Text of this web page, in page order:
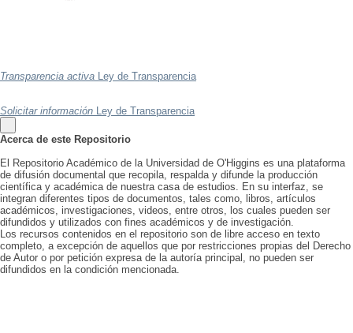
Transparencia activa Ley de Transparencia
Solicitar información Ley de Transparencia
Acerca de este Repositorio
El Repositorio Académico de la Universidad de O'Higgins es una plataforma
de difusión documental que recopila, respalda y difunde la producción
científica y académica de nuestra casa de estudios. En su interfaz, se
integran diferentes tipos de documentos, tales como, libros, artículos
académicos, investigaciones, videos, entre otros, los cuales pueden ser
difundidos y utilizados con fines académicos y de investigación.
Los recursos contenidos en el repositorio son de libre acceso en texto
completo, a excepción de aquellos que por restricciones propias del Derecho
de Autor o por petición expresa de la autoría principal, no pueden ser
difundidos en la condición mencionada.